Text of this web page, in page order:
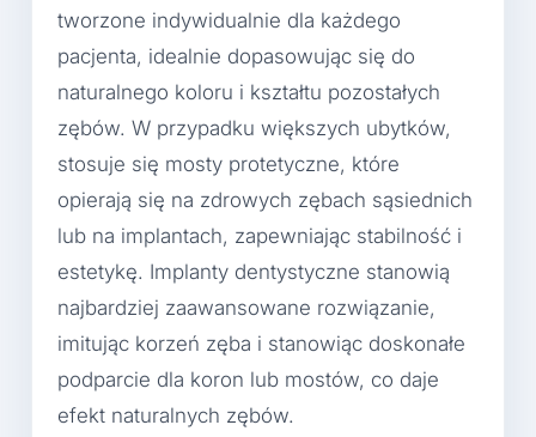
tworzone indywidualnie dla każdego
pacjenta, idealnie dopasowując się do
naturalnego koloru i kształtu pozostałych
zębów. W przypadku większych ubytków,
stosuje się mosty protetyczne, które
opierają się na zdrowych zębach sąsiednich
lub na implantach, zapewniając stabilność i
estetykę. Implanty dentystyczne stanowią
najbardziej zaawansowane rozwiązanie,
imitując korzeń zęba i stanowiąc doskonałe
podparcie dla koron lub mostów, co daje
efekt naturalnych zębów.